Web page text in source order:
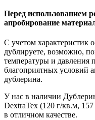
Перед использованием
апробирование
С учетом характеристик
дублируете, возможно,
температуры и давления
благоприятных условий
дублерина.
У нас в наличии
DextraTex (120 г/кв.м,
в отличном качестве.